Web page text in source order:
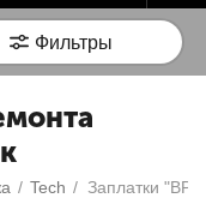
Фильтры
/ Tech /